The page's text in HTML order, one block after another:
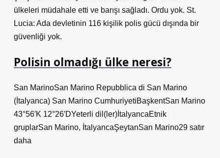
ülkeleri müdahale etti ve barışı sağladı. Ordu yok. St.
Lucia: Ada devletinin 116 kişilik polis gücü dışında bir
güvenliği yok.
Polisin olmadığı ülke neresi?
San MarinoSan Marino Repubblica di San Marino
(İtalyanca) San Marino CumhuriyetiBaşkentSan Marino
43°56′K 12°26′DYeterli dil(ler)İtalyancaEtnik
gruplarSan Marino, İtalyancaŞeytanSan Marino29 satır
daha